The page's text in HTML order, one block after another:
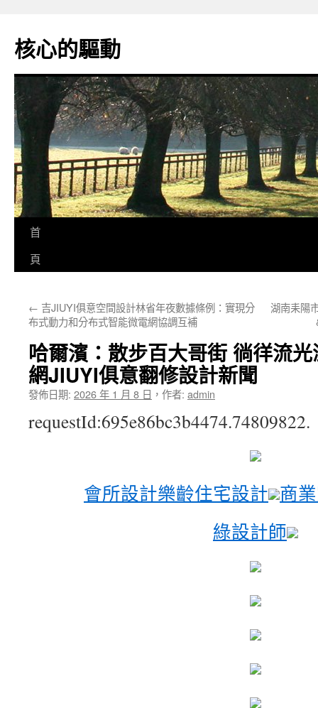
主
要
核心的驅動
首
頁
← 吉JIUYI俱意空間設計林省年夜數據條例：實現分
布式動力和分布式智能微電網協調互補
湖南耒陽
哈爾濱：散步百大哥街 徜徉流
網JIUYI俱意翻修設計新聞
發佈日期: 2026 年 1 月 8 日 ， 作者: admin
requestId:695e86bc3b4474.74809822.
會所設計樂齡住宅設計 商
綠設計師